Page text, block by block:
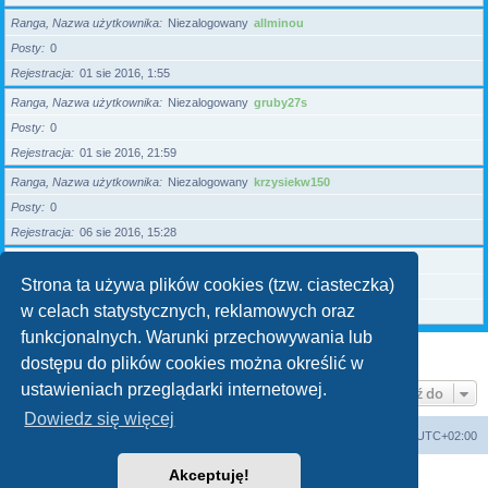
Strona ta używa plików cookies (tzw. ciasteczka)
w celach statystycznych, reklamowych oraz
funkcjonalnych. Warunki przechowywania lub
dostępu do plików cookies można określić w
ustawieniach przeglądarki internetowej.
Dowiedz się więcej
Akceptuję!
Ranga, Nazwa użytkownika Niezalogowany allminou
Posty
0
Rejestracja
01 sie 2016, 1:55
Ranga, Nazwa użytkownika Niezalogowany gruby27s
Posty
0
Rejestracja
01 sie 2016, 21:59
Ranga, Nazwa użytkownika Niezalogowany krzysiekw150
Posty
0
Rejestracja
06 sie 2016, 15:28
Posty
0
Rejestracja
10 sie 2016, 22:26
Użytkownicy: 6370 1 255
1 2 3 4 5 … 255
Przejdź do
UTC+02:00
Technologię dostarczaphpBB® Forum Software © phpBB Limited